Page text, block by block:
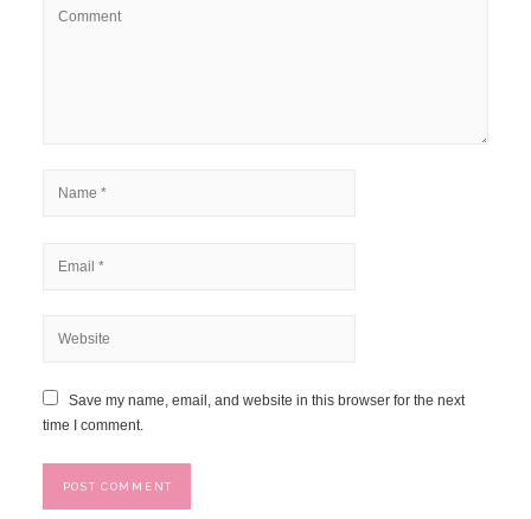
Save my name, email, and website in this browser for the next
time I comment.